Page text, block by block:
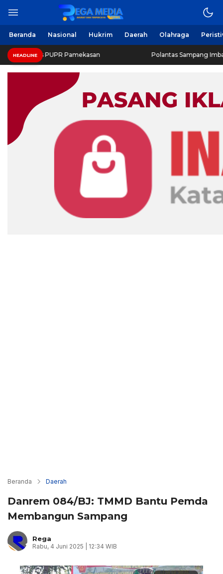
Beranda Nasional Hukrim Daerah Olahraga
HEADLINE
PUPR Pamekasan Polantas Sampang Imbau Latihan
Beranda Daerah
Danrem 084/BJ: TMMD Bantu Pemda
Membangun Sampang
Rega
Rabu, 4 Juni 2025 | 12:34 WIB